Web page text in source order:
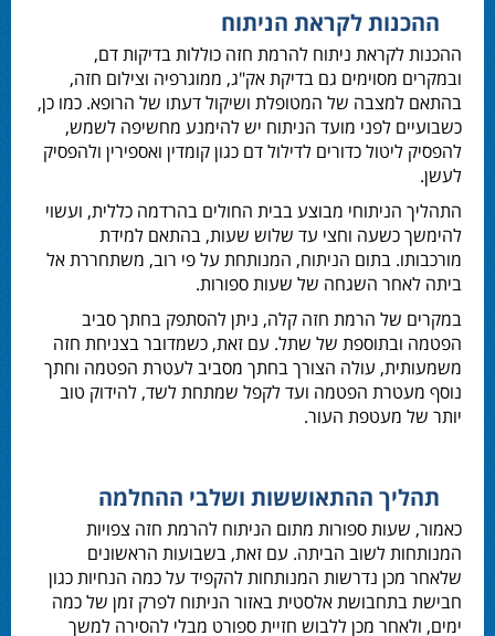
ההכנות לקראת הניתוח
ההכנות לקראת ניתוח להרמת חזה כוללות בדיקות דם,
ובמקרים מסוימים גם בדיקת אק"ג, ממוגרפיה וצילום חזה,
בהתאם למצבה של המטופלת ושיקול דעתו של הרופא. כמו כן,
כשבועיים לפני מועד הניתוח יש להימנע מחשיפה לשמש,
להפסיק ליטול כדורים לדילול דם כגון קומדין ואספירין ולהפסיק
לעשן.
התהליך הניתוחי מבוצע בבית החולים בהרדמה כללית, ועשוי
להימשך כשעה וחצי עד שלוש שעות, בהתאם למידת
מורכבותו. בתום הניתוח, המנותחת על פי רוב, משתחררת אל
ביתה לאחר השגחה של שעות ספורות.
במקרים של הרמת חזה קלה, ניתן להסתפק בחתך סביב
הפטמה ובתוספת של שתל. עם זאת, כשמדובר בצניחת חזה
משמעותית, עולה הצורך בחתך מסביב לעטרת הפטמה וחתך
נוסף מעטרת הפטמה ועד לקפל שמתחת לשד, להידוק טוב
יותר של מעטפת העור.
תהליך ההתאוששות ושלבי ההחלמה
כאמור, שעות ספורות מתום הניתוח להרמת חזה צפויות
המנותחות לשוב הביתה. עם זאת, בשבועות הראשונים
שלאחר מכן נדרשות המנותחות להקפיד על כמה הנחיות כגון
חבישת בתחבושת אלסטית באזור הניתוח לפרק זמן של כמה
ימים, ולאחר מכן ללבוש חזיית ספורט מבלי להסירה למשך